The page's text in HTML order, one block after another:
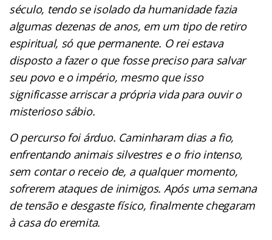
século, tendo se isolado da humanidade fazia
algumas dezenas de anos, em um tipo de retiro
espiritual, só que permanente. O rei estava
disposto a fazer o que fosse preciso para salvar
seu povo e o império, mesmo que isso
significasse arriscar a própria vida para ouvir o
misterioso sábio.
O percurso foi árduo. Caminharam dias a fio,
enfrentando animais silvestres e o frio intenso,
sem contar o receio de, a qualquer momento,
sofrerem ataques de inimigos. Após uma semana
de tensão e desgaste físico, finalmente chegaram
à casa do eremita.